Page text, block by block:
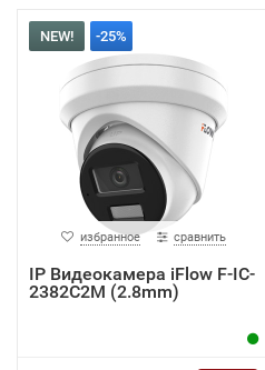
NEW! -25%
избранное сравнить
IP Видеокамера iFlow F-IC-
2382C2M (2.8mm)